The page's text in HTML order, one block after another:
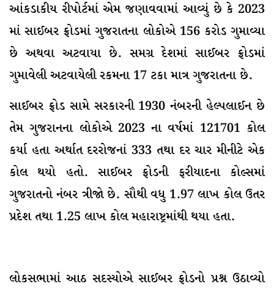
આંકડાકીય રીપોર્ટમાં એમ જણાવવામાં આવ્યું છે કે 2023
માં સાઈબર ફ્રોડમાં ગુજરાતના લોકોએ 156 કરોડ ગુમાવ્યા
છે અથવા અટવાયા છે. સમગ્ર દેશમાં સાઈબર ફ્રોડમાં
ગુમાવેલી અટવાયેલી રકમના 17 ટકા માત્ર ગુજરાતના છે.
સાઈબર ફ્રોડ સામે સરકારની 1930 નંબરની હેલ્પલાઈન છે
તેમ ગુજરાનના લોકોએ 2023 ના વર્ષમાં 121701 કોલ
કર્યા હતા અર્થાત દરરોજનાં 333 તથા દર ચાર મીનીટે એક
કોલ થયો હતો. સાઈબર ફ્રોડની ફરીયાદના કોલ્સમાં
ગુજરાતનો નંબર ત્રીજો છે. સૌથી વધુ 1.97 લાખ કોલ ઉતર
પ્રદેશ તથા 1.25 લાખ કોલ મહારાષ્ટ્રમાંથી થયા હતા.
લોકસભામાં આઠ સદસ્યોએ સાઈબર ફ્રોડનો પ્રશ્ન ઉઠાવ્યો